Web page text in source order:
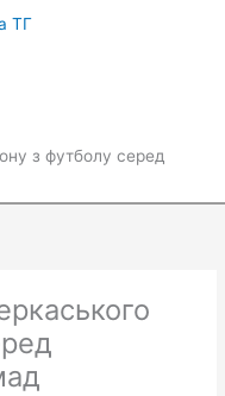
з футболу серед